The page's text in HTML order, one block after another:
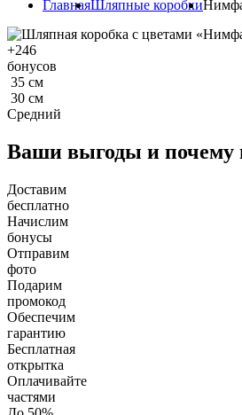
ГлавнаяШляпные коробки
+246
бонусов
35 см
30 см
Средний
Ваши выгоды и почему
Доставим
бесплатно
Начислим
бонусы
Отправим
фото
Подарим
промокод
Обеспечим
гарантию
Бесплатная
открытка
Оплачивайте
частями